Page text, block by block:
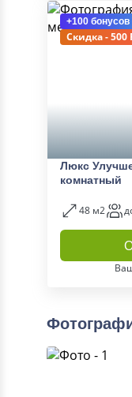
+100 бонусов
Скидка - 500
Люкс
комнатный
48 м2